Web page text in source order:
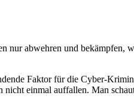
abwehren und bekämpfen,
Faktor für die Cyber-
einmal auffallen. Man